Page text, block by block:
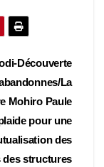
Découverte
La
Mohiro Paule
pour une
des
des structures